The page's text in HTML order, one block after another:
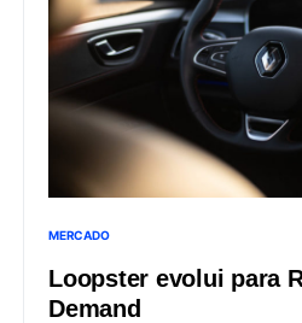
MERCADO
Loopster evolui para
Demand